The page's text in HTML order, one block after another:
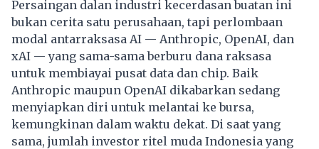
Persaingan dalan industri kecerdasan buatan ini
bukan cerita satu perusahaan, tapi perlombaan
modal antarraksasa AI — Anthropic, OpenAI, dan
xAI — yang sama-sama berburu dana raksasa
untuk membiayai pusat data dan chip. Baik
Anthropic maupun OpenAI dikabarkan sedang
menyiapkan diri untuk melantai ke bursa,
kemungkinan dalam waktu dekat. Di saat yang
sama, jumlah investor ritel muda Indonesia yang